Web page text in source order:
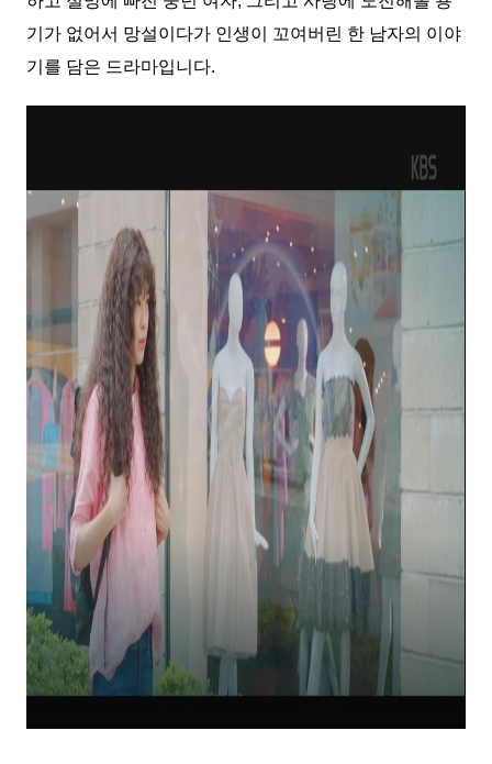
기가 없어서 망설이다가 인생이 꼬여버린 한 남자의 이야
기를 담은 드라마입니다.